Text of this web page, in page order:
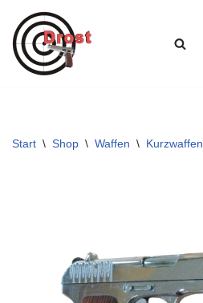
Zum
Inhalt
Start \ Shop \ Waffen \ Kurzwaffen